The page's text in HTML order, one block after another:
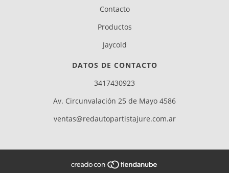
Contacto
Productos
Jaycold
DATOS DE CONTACTO
3417430923
Av. Circunvalación 25 de Mayo 4586
ventas@redautopartistajure.com.ar